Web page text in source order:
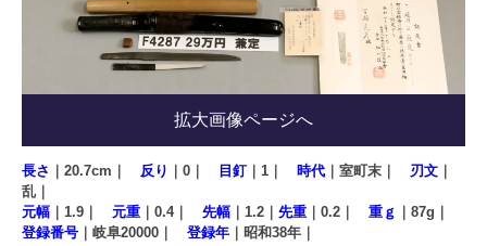
拡大画像ページへ
長さ ｜20.7cm｜ 反り ｜0｜ 目釘 ｜1｜ 時代 ｜室町末｜ 刃文
乱｜
元幅 ｜1.9｜ 元重 ｜0.4｜ 先幅 ｜1.2｜ 先重 ｜0.2｜ 重ｇ
｜87g｜
登録番号 ｜岐阜20000｜ 登録年 ｜昭和38年｜